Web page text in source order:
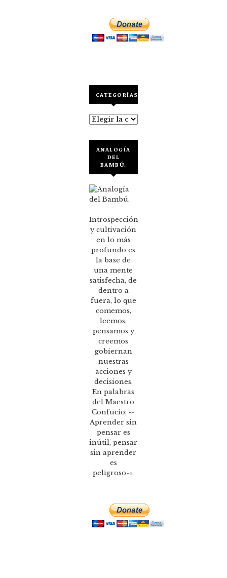
CATEGORÍAS
Categorías
ANALOGÍA
DEL
BAMBÚ.
Introspección
y cultivación
en lo más
profundo es
la base de
una mente
satisfecha, de
dentro a
fuera, lo que
comemos,
leemos,
pensamos y
creemos
gobiernan
nuestras
acciones y
decisiones.
En palabras
del Maestro
Confucio; «-
Aprender sin
pensar es
inútil, pensar
sin aprender
es
peligroso-«.